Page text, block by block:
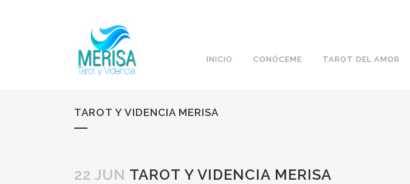
INICIO CONÓCEME TAROT DEL AMOR
TAROT Y VIDENCIA MERISA
22 JUN TAROT Y VIDENCIA MERISA